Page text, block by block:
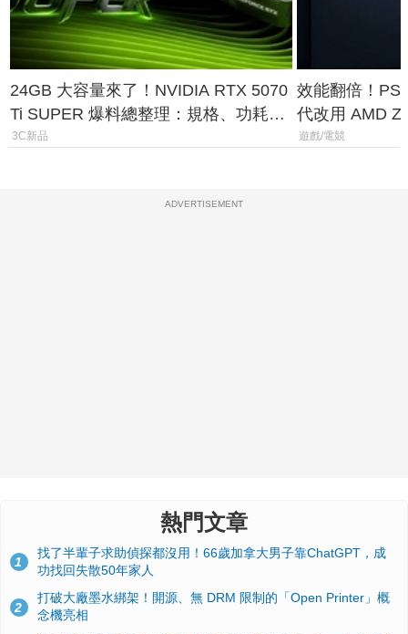
24GB 大容量來了！NVIDIA RTX 5070
Ti SUPER 爆料總整理：規格、功耗、
上市時間
3C新品
效能翻倍！
代改用 AMD
120fps 與全光
遊戲/電競
ADVERTISEMENT
熱門文章
1
找了半輩子求助偵探都沒用！66歲加拿大男子靠ChatGPT，成
功找回失散50年家人
2
打破大廠墨水綁架！開源、無 DRM 限制的「Open Printer」概
念機亮相